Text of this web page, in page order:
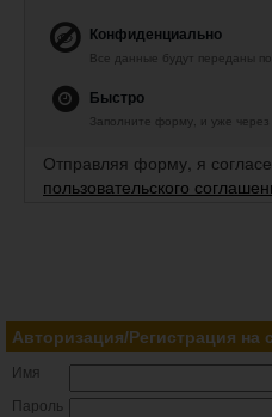
Конфиденциально
Все данные будут переданы
Быстро
Заполните форму, и уже
Отправляя форму, я
пользовательского
Авторизация/Регистрация на
Имя
Пароль